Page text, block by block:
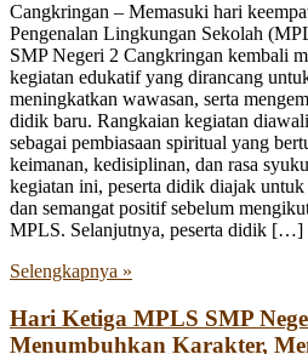
Cangkringan – Memasuki hari
Pengenalan Lingkungan Sekolah
SMP Negeri 2 Cangkringan kembali
kegiatan edukatif yang dirancang
meningkatkan wawasan, serta
didik baru. Rangkaian kegiatan
sebagai pembiasaan spiritual yang
keimanan, kedisiplinan, dan rasa
kegiatan ini, peserta didik diajak
dan semangat positif sebelum
MPLS. Selanjutnya, peserta didik […]
Selengkapnya »
Hari Ketiga MPLS SMP
Menumbuhkan Karakter,